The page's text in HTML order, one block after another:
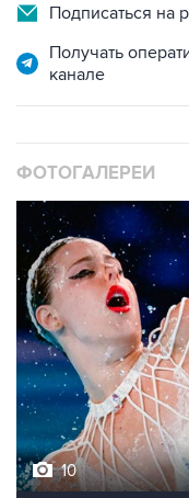
Подписаться на
Получать
канале
ФОТОГАЛЕРЕИ
10